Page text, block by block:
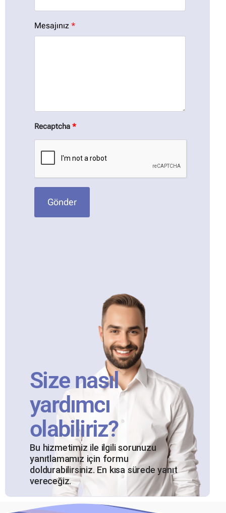
Mesajınız *
Recaptcha *
Gönder
Size nasıl
yardımcı
olabiliriz?
Bu hizmetimiz ile ilgili sorunuzu
yanıtlamamız için formu
doldurabilirsiniz. En kısa sürede yanıt
vereceğiz.